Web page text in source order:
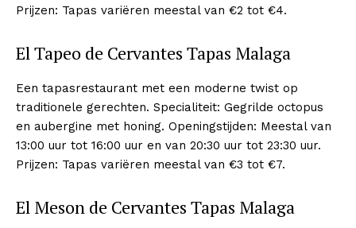
Prijzen: Tapas variëren meestal van €2 tot €4.
El Tapeo de Cervantes Tapas Malaga
Een tapasrestaurant met een moderne twist op
traditionele gerechten. Specialiteit: Gegrilde octopus
en aubergine met honing. Openingstijden: Meestal van
13:00 uur tot 16:00 uur en van 20:30 uur tot 23:30 uur.
Prijzen: Tapas variëren meestal van €3 tot €7.
El Meson de Cervantes Tapas Malaga